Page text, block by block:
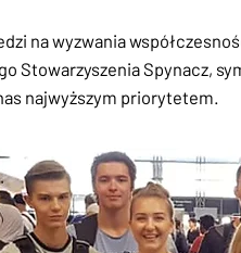
na wyzwania
Stowarzyszenia Spynacz,
najwyższym priorytetem.